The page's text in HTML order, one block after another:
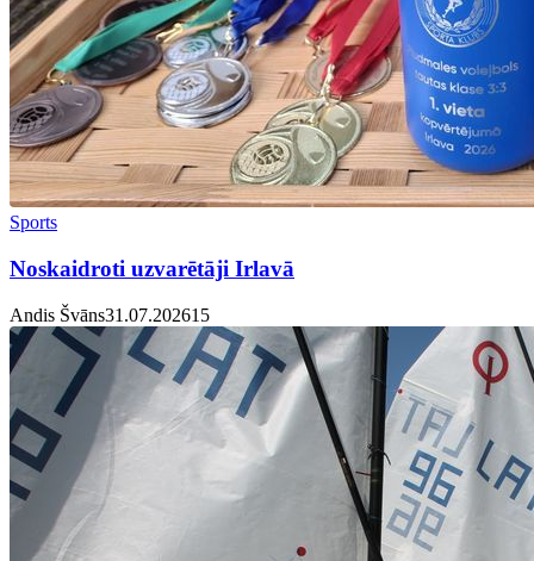
Sports
Noskaidroti uzvarētāji Irlavā
Andis Švāns31.07.20261 5